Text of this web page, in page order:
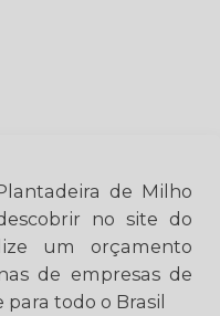
de Milho
no site do
um orçamento
de empresas de
todo o Brasil